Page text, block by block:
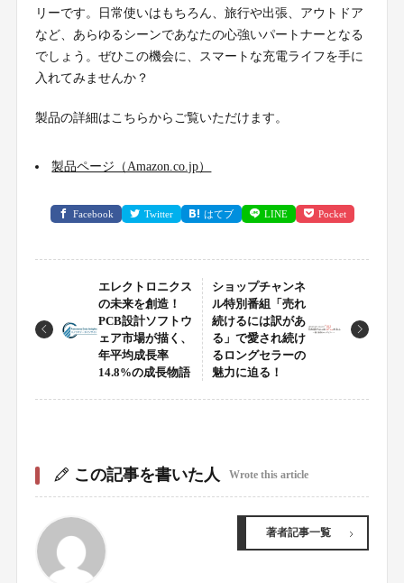
リーです。日常使いはもちろん、旅行や出張、アウトドア
など、あらゆるシーンであなたの心強いパートナーとなる
でしょう。ぜひこの機会に、スマートな充電ライフを手に
入れてみませんか？
製品の詳細はこちらからご覧いただけます。
製品ページ（Amazon.co.jp）
Facebook Twitter はてブ LINE Pocket
エレクトロニクス
の未来を創造！
PCB設計ソフトウ
ェア市場が描く、
年平均成長率
14.8%の成長物語
ショップチャンネ
ル特別番組「売れ
続けるには訳があ
る」で愛され続け
るロングセラーの
魅力に迫る！
この記事を書いた人 Wrote this article
著者記事一覧